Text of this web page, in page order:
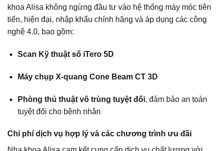
khoa Alisa không ngừng đầu tư vào hệ thống máy móc tiên
tiến, hiện đại, nhập khẩu chính hãng và áp dụng các công
nghệ 4.0, bao gồm:
Scan Kỹ thuật số iTero 5D
Máy chụp X-quang Cone Beam CT 3D
Phòng thủ thuật vô trùng tuyệt đối, đảm bảo an toàn
tuyệt đối cho bệnh nhân
Chi phí dịch vụ hợp lý và các chương trình ưu đãi